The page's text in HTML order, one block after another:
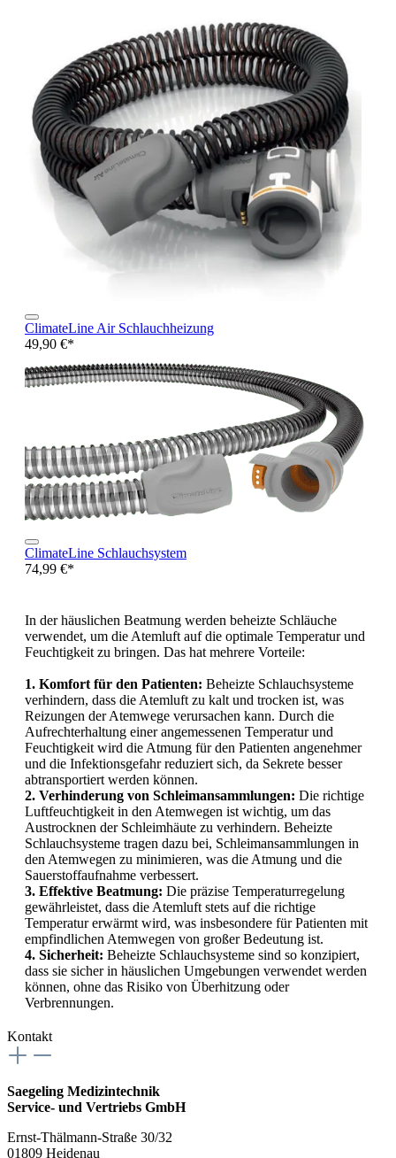
ClimateLine Air Schlauchheizung
49,90 €*
ClimateLine Schlauchsystem
74,99 €*
In der häuslichen Beatmung werden beheizte Schläuche
verwendet, um die Atemluft auf die optimale Temperatur und
Feuchtigkeit zu bringen. Das hat mehrere Vorteile:
1. Komfort für den Patienten: Beheizte Schlauchsysteme
verhindern, dass die Atemluft zu kalt und trocken ist, was
Reizungen der Atemwege verursachen kann. Durch die
Aufrechterhaltung einer angemessenen Temperatur und
Feuchtigkeit wird die Atmung für den Patienten angenehmer
und die Infektionsgefahr reduziert sich, da Sekrete besser
abtransportiert werden können.
2. Verhinderung von Schleimansammlungen: Die richtige
Luftfeuchtigkeit in den Atemwegen ist wichtig, um das
Austrocknen der Schleimhäute zu verhindern. Beheizte
Schlauchsysteme tragen dazu bei, Schleimansammlungen in
den Atemwegen zu minimieren, was die Atmung und die
Sauerstoffaufnahme verbessert.
3. Effektive Beatmung: Die präzise Temperaturregelung
gewährleistet, dass die Atemluft stets auf die richtige
Temperatur erwärmt wird, was insbesondere für Patienten mit
empfindlichen Atemwegen von großer Bedeutung ist.
4. Sicherheit: Beheizte Schlauchsysteme sind so konzipiert,
dass sie sicher in häuslichen Umgebungen verwendet werden
können, ohne das Risiko von Überhitzung oder
Verbrennungen.
Kontakt
Saegeling Medizintechnik
Service- und Vertriebs GmbH
Ernst-Thälmann-Straße 30/32
01809 Heidenau